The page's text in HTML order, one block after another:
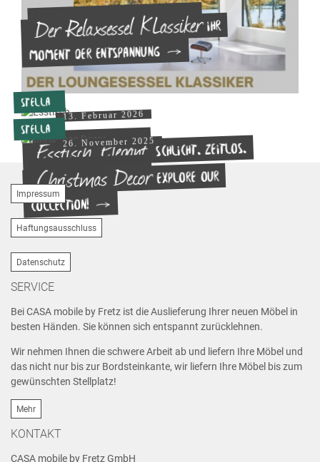
Der Relaxsessel KLassikerIhr
Moment der Entspannung
Stella
13. Februar 2026
Esstisch "Elegant"Schlicht. Zeitlos.
Elegant.
Stella
26. November 2025
Christmas DecorExplore our
collection!
Impressum
Haftungsausschluss
Datenschutz
SERVICE
Bei CASA mobile by Fretz ist die Auslieferung Ihrer neuen Möbel in
besten Händen. Sie können sich entspannt zurücklehnen.
Wir nehmen Ihnen die schwere Arbeit ab und liefern Ihre Möbel und
das nicht nur bis zur Bordsteinkante, wir liefern Ihre Möbel bis zum
gewünschten Stellplatz!
Mehr
KONTAKT
CASA mobile by Fretz GmbH